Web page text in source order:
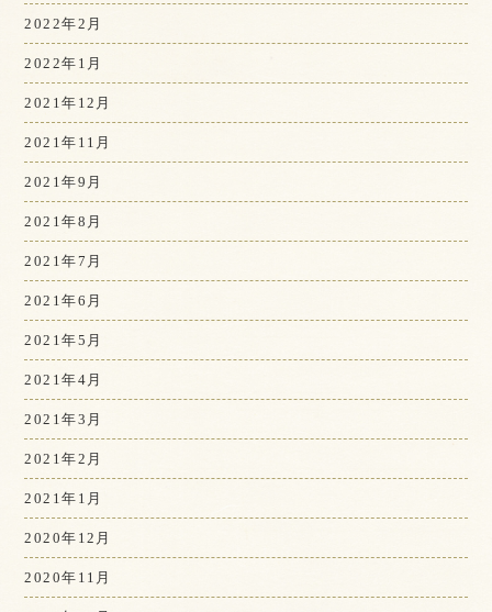
2022年2月
2022年1月
2021年12月
2021年11月
2021年9月
2021年8月
2021年7月
2021年6月
2021年5月
2021年4月
2021年3月
2021年2月
2021年1月
2020年12月
2020年11月